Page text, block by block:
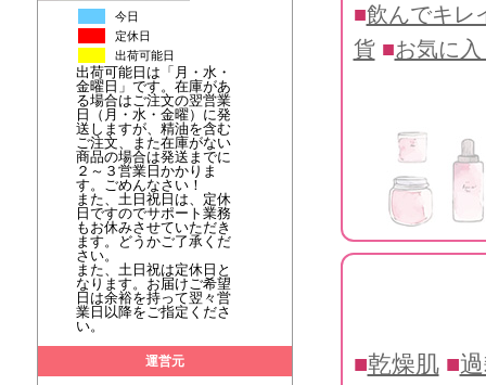
今日
定休日
出荷可能日
出荷可能日は「月・水・
金曜日」です。在庫があ
る場合はご注文の翌営業
日（月・水・金曜）に発
送しますが、精油を含む
ご注文、また在庫がない
商品の場合は発送までに
２～３営業日かかりま
す。ごめんなさい！
また、土日祝日は、定休
日ですのでサポート業務
もお休みさせていただき
ます。どうかご了承くだ
さい。
また、土日祝は定休日と
なります。お届けご希望
日は余裕を持って翌々営
業日以降をご指定くださ
い。
運営元
■飲んでキレ
貨■お気に
■乾燥肌■